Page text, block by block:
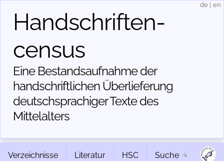
Handschriften­
census
Eine Bestandsaufnahme der
handschriftlichen Über­lieferung
deutschsprachiger Texte des
Mittelalters
de en
Verzeichnisse Literatur HSC Suche